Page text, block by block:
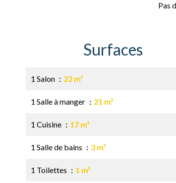
Pas
Surfaces
1 Salon 22 m²
1 Salle à manger 21 m²
1 Cuisine 17 m²
1 Salle de bains 3 m²
1 Toilettes 1 m²